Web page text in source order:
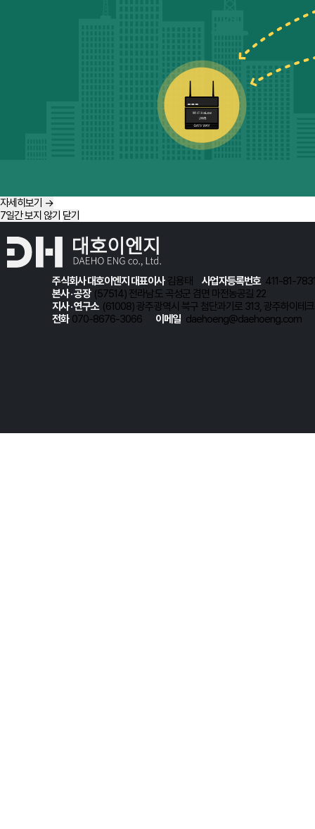
자세히보기 →
7일간 보지 않기 닫기
주식회사 대호이엔지 대표이사 김용태 사업자등록번호 411-81-
본사 · 공장 (57514) 전라남도 곡성군 겸면 마전농공길 22
지사 · 연구소 (61008) 광주광역시 북구 첨단과기로 313, 광주하이테
전화 070-8676-3066 이메일 daehoeng@daehoeng.com